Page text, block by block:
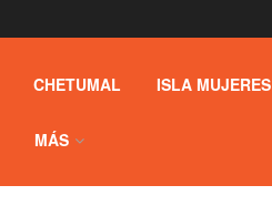
CHETUMAL ISLA MUJERES
MÁS